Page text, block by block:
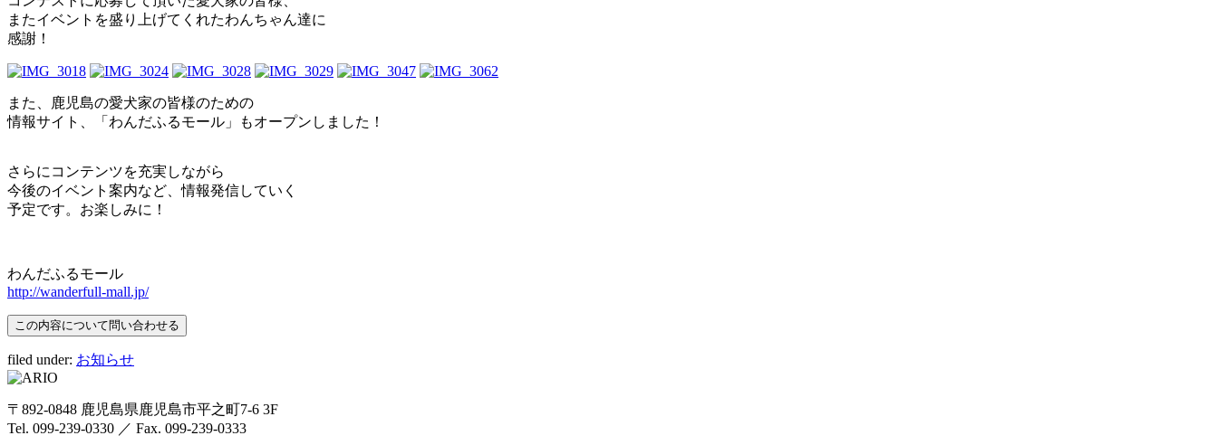
またイベントを盛り上げてくれたわんちゃん達に
感謝！
また、鹿児島の愛犬家の皆様のための
情報サイト、「わんだふるモール」もオープンしました！
さらにコンテンツを充実しながら
今後のイベント案内など、情報発信していく
予定です。お楽しみに！
わんだふるモール
http://wanderfull-mall.jp/
filed under: お知らせ
〒892-0848 鹿児島県鹿児島市平之町7-6 3F
Tel. 099-239-0330 ／ Fax. 099-239-0333